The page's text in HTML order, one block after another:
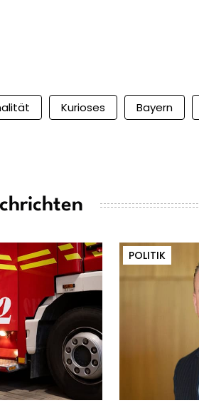
Kurioses Bayern
POLITIK